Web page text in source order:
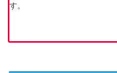
す。